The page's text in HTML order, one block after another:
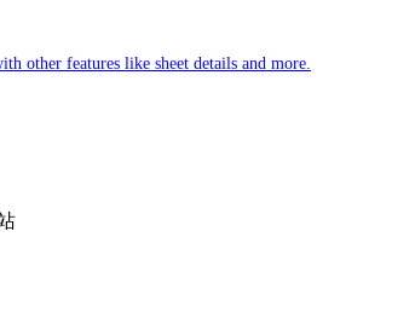
other features like sheet details and more.